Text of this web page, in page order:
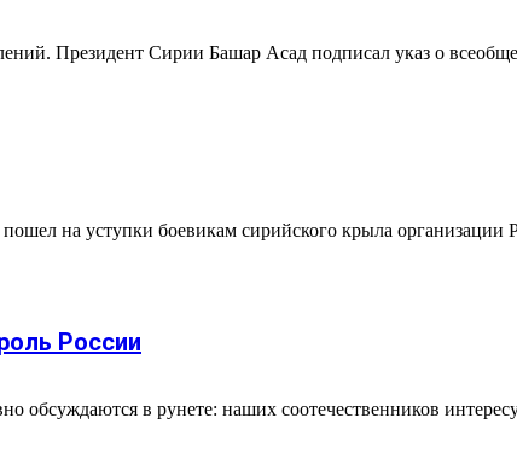
Президент Сирии Башар Асад подписал указ о
на уступки боевикам сирийского крыла
России
обсуждаются в рунете: наших соотечественников